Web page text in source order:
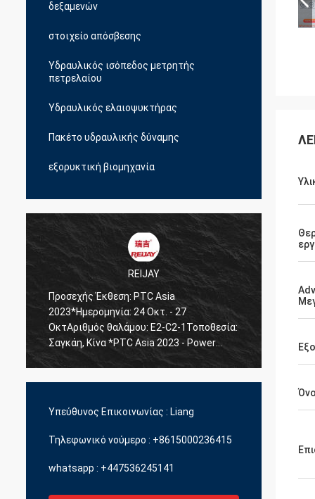
δεξαμενών
στοιχείο απόσβεσης
Υδραυλικός ισόπεδος μετρητής
πετρελαίου
Υδραυλικός ελαιοψυκτήρας
Πακέτο υδραυλικής δύναμης
εξορυκτική βιομηχανία
REIJAY
Προσεχής Έκθεση: BICES
2023*Ημερομηνία: 20 Σεπτεμβρίου - 23
ΣεπτεμβρίουΑριθμός θαλάμου:
E3541Τοποθεσία: Πεκίνο, Κίνα *BICES
2023 - Έκθεση & Σεμινάριο China Beijing
Machines
Θα
Υπεύθυνος Επικοινωνίας : Liang
Τηλεφωνικό νούμερο : +8615000236415
whatsapp : +447536245141